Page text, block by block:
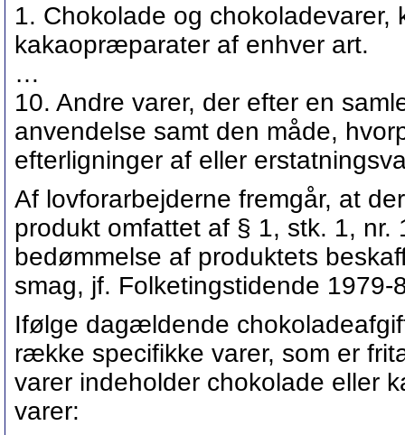
1. Chokolade og
kakaopræparater af enhver art.
…
10. Andre varer, der efter en
anvendelse samt den måde,
efterligninger af eller
Af lovforarbejderne fremgår, at
produkt omfattet af § 1, stk. 1,
bedømmelse af produktets
smag, jf. Folketingstidende
Ifølge dagældende
række specifikke varer, som er
varer indeholder chokolade eller
varer: